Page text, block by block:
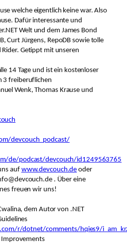
welche eigentlich keine war. Also
Dafür interessante und
Welt und dem James Bond
Curt Jürgens, RepoDB sowie tolle
Getippt mit unseren
14 Tage und ist ein kostenloser
3 freiberuflichen
Wenk, Thomas Krause und
devcouch_podcast/
de/podcast/devcouch/id1249563765
auf www.devcouch.de oder
. Über eine
freuen wir uns!
dem Autor von .NET
r/dotnet/comments/hqies9/
Improvements